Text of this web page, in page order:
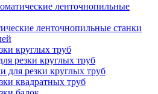
ленточнопильные
ленточнопильные станки
круглых труб
резки круглых труб
для резки круглых труб
квадратных труб